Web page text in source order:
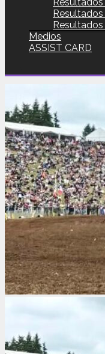
Resultados
Medios
ASSIST CARD